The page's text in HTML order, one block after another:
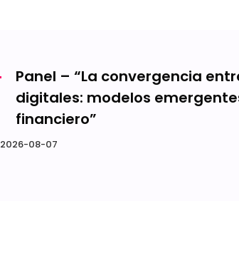
Panel – “La convergencia
digitales: modelos
financiero”
2026-08-07